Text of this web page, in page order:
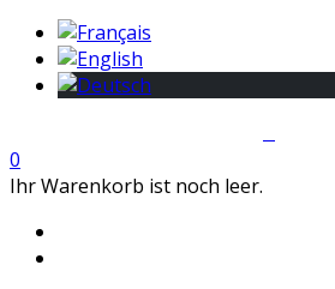
0
Ihr Warenkorb ist noch leer.